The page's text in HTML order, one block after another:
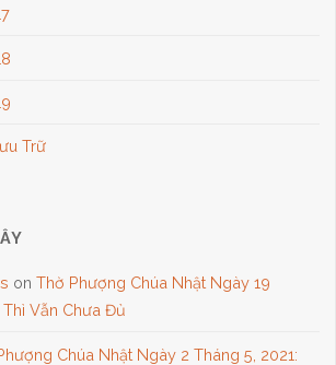
Trữ
onThờ Phượng Chúa Nhật Ngày 19
Vẫn Chưa Đủ
Chúa Nhật Ngày 2 Tháng 5, 2021: